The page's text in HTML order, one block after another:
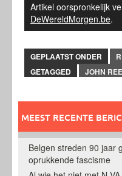
Artikel oorspronkelijk
DeWereldMorgen.be.
GEPLAATST ONDER
GETAGGED
JOHN
MEEST RECENTE
Belgen streden 90 jaar
oprukkende fascisme